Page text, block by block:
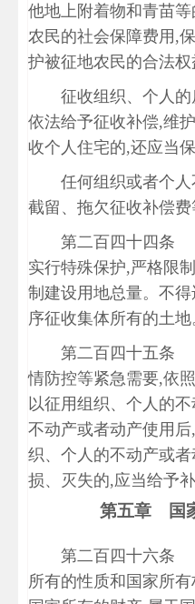
他地上附着物和青苗
农民的社会保障费用,
护被征地农民的合法权
征收组织、个人
依法给予征收补偿,维
收个人住宅的,还应当
任何组织或者个人
截留、拖欠征收补偿费
第二百四十四条
实行特殊保护,严格限
制建设用地总量。不
序征收集体所有的土地
第二百四十五条
情防控等紧急需要,依
以征用组织、个人的
不动产或者动产使用
织、个人的不动产或
损、灭失的,应当给予补
第五章 国
第二百四十六条
所有的性质和国家所